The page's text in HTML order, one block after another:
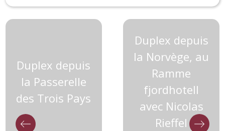
Duplex depuis
la Passerelle
des Trois Pays
Duplex depuis
la Norvège, au
Ramme
fjordhotell
avec Nicolas
Rieffel